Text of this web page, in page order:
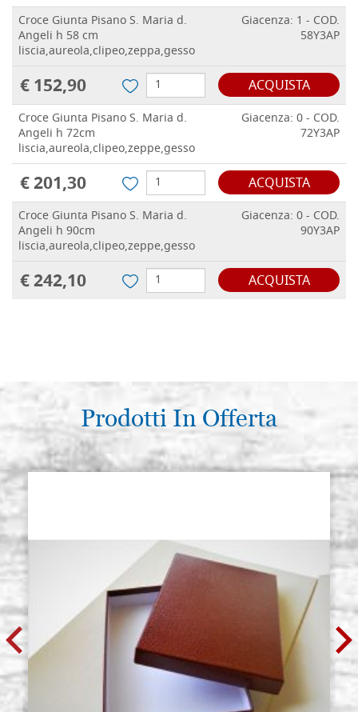
Croce Giunta Pisano S. Maria d.
Angeli h 58 cm
liscia,aureola,clipeo,zeppa,gesso
Giacenza: 1 - COD.
58Y3AP
€ 152,90 ACQUISTA
Croce Giunta Pisano S. Maria d.
Angeli h 72cm
liscia,aureola,clipeo,zeppe,gesso
Giacenza: 0 - COD.
72Y3AP
€ 201,30 ACQUISTA
Croce Giunta Pisano S. Maria d.
Angeli h 90cm
liscia,aureola,clipeo,zeppe,gesso
Giacenza: 0 - COD.
90Y3AP
€ 242,10 ACQUISTA
Prodotti In Offerta